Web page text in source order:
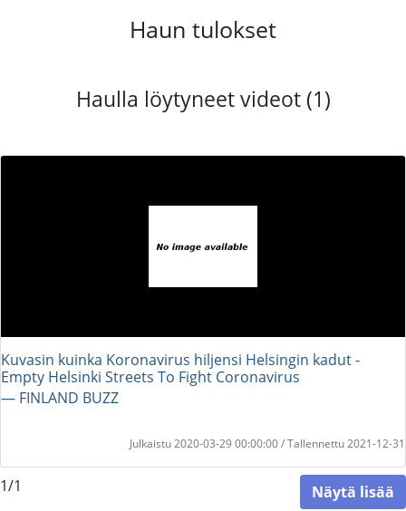
Haun tulokset
Haulla löytyneet videot (1)
Kuvasin kuinka Koronavirus hiljensi Helsingin kadut -
Empty Helsinki Streets To Fight Coronavirus
― FINLAND BUZZ
Julkaistu 2020-03-29 00:00:00 / Tallennettu 2021-12-31
1/1 Näytä lisää